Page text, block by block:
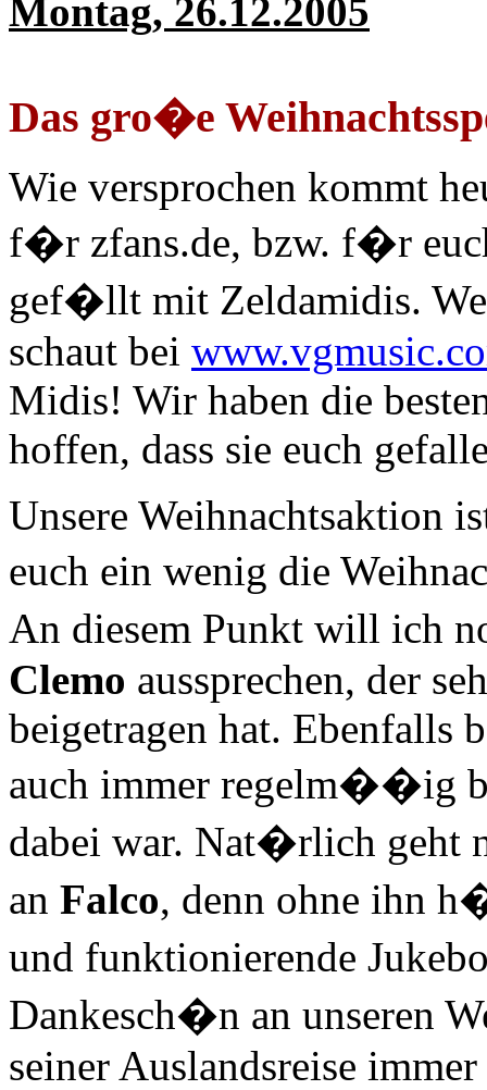
Montag, 26.12.2005
Das gro�e
Wie versprochen kommt
f�r zfans.de, bzw. f�r
gef�llt mit Zeldamidis.
schaut bei
Midis! Wir haben die
hoffen, dass sie euch
Unsere Weihnachtsaktion
euch ein wenig die
An diesem Punkt will ich
Clemo aussprechen, der
beigetragen hat. Ebenfalls
auch immer regelm��ig
dabei war. Nat�rlich geht
an Falco, denn ohne ihn
und funktionierende
Dankesch�n an unseren
seiner Auslandsreise